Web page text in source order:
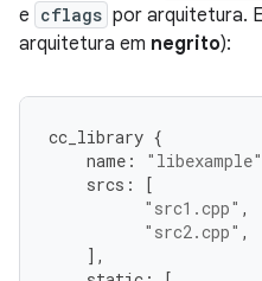
e cflags por arquitetura.
arquitetura em negrito):
cc_library {
name : "libexample"
srcs :
[
"src1.cpp" ,
"src2.cpp" ,
],